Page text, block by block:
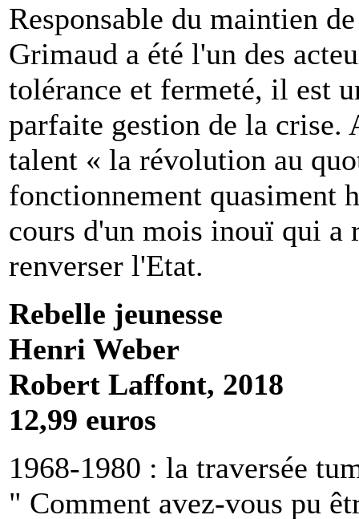
Responsable du maintien
Grimaud a été l'un des
tolérance et fermeté, il est
parfaite gestion de la
talent « la révolution au
fonctionnement quasiment
cours d'un mois inouï qui a
renverser l'Etat.
Rebelle jeunesse
Henri Weber
Robert Laffont, 2018
12,99 euros
1968-1980 : la traversée
" Comment avez-vous pu